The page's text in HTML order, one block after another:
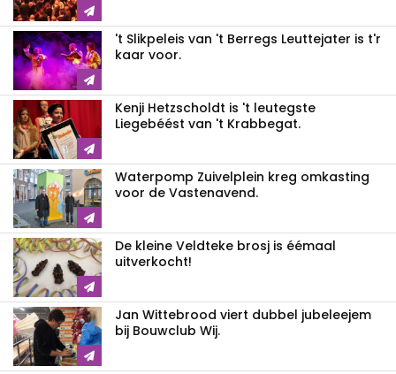
't Slikpeleis van 't Berregs Leuttejater is t'r
kaar voor.
Kenji Hetzscholdt is 't leutegste
Liegebéést van 't Krabbegat.
Waterpomp Zuivelplein kreg omkasting
voor de Vastenavend.
De kleine Veldteke brosj is éémaal
uitverkocht!
Jan Wittebrood viert dubbel jubeleejem
bij Bouwclub Wij.